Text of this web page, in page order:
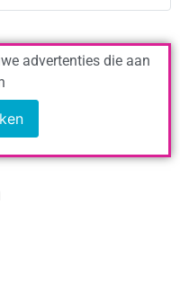
advertenties die aan